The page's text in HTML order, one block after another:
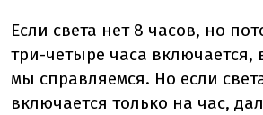
Если света нет 8 часов, но
три-четыре часа включается,
мы справляемся. Но если
включается только на час,